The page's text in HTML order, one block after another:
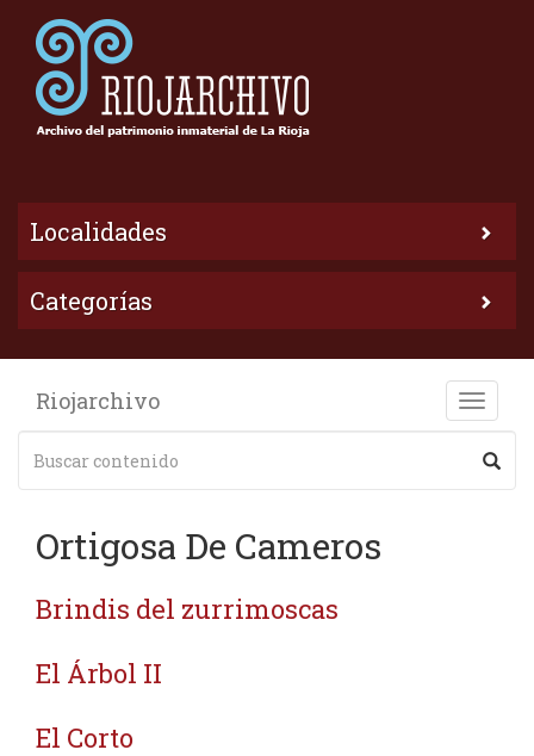
Localidades
Categorías
Toggle
Riojarchivo
Ortigosa De Cameros
Brindis del zurrimoscas
El Árbol II
El Corto